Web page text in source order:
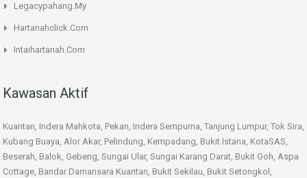
Legacypahang.My
Hartanahclick.Com
Intaihartanah.Com
Kawasan Aktif
Kuantan, Indera Mahkota, Pekan, Indera Sempurna, Tanjung Lumpur, Tok Sira,
Kubang Buaya, Alor Akar, Pelindung, Kempadang, Bukit Istana, KotaSAS,
Beserah, Balok, Gebeng, Sungai Ular, Sungai Karang Darat, Bukit Goh, Aspa
Cottage, Bandar Damansara Kuantan, Bukit Sekilau, Bukit Setongkol,